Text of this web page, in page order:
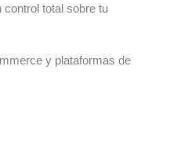
control total sobre tu
y plataformas de